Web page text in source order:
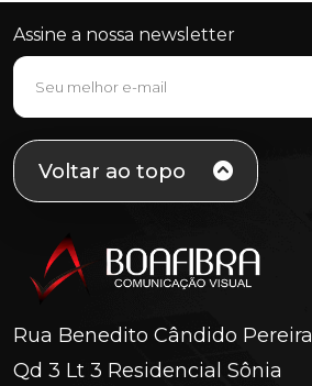
Assine a nossa newsletter
Voltar ao topo
Rua Benedito Cândido Pereira
Qd 3 Lt 3 Residencial Sônia